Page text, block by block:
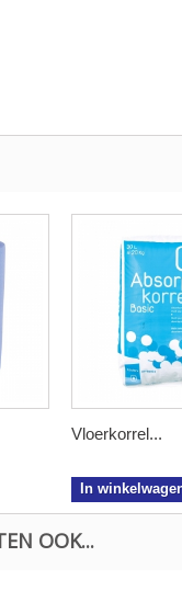
Vloerkorrel...
In
OOK...